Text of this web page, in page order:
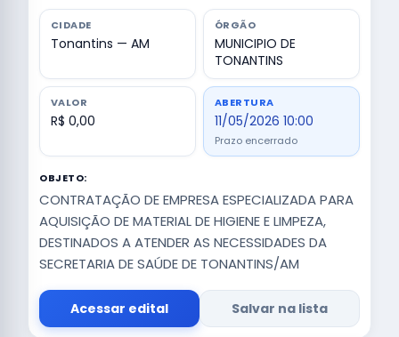
CIDADE
Tonantins — AM
ÓRGÃO
MUNICIPIO DE
TONANTINS
VALOR
R$ 0,00
ABERTURA
11/05/2026 10:00
Prazo encerrado
OBJETO:
CONTRATAÇÃO DE EMPRESA ESPECIALIZADA PARA
AQUISIÇÃO DE MATERIAL DE HIGIENE E LIMPEZA,
DESTINADOS A ATENDER AS NECESSIDADES DA
SECRETARIA DE SAÚDE DE TONANTINS/AM
Acessar edital Salvar na lista